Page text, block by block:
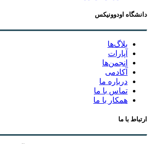
دانشگاه اودوونیکس
بلاگ‌ها
آپارات
انجمن‌ها
آکادمی
درباره ما
تماس با ما
همکار با ما
ارتباط با ما